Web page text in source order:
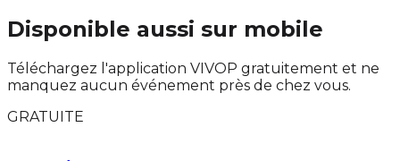
Disponible aussi sur mobile
Téléchargez l'application VIVOP gratuitement et ne
manquez aucun événement près de chez vous.
GRATUITE